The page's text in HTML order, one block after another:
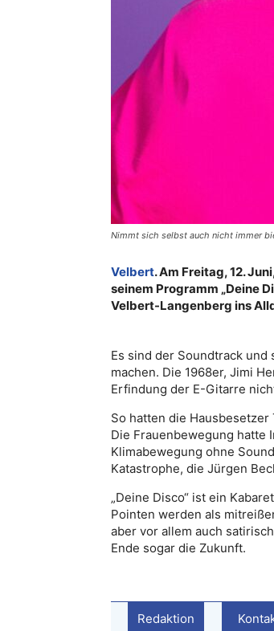
Nimmt sich selbst auch nicht immer
Velbert. Am Freitag, 12.
seinem Programm „Deine
Velbert-Langenberg ins
Es sind der Soundtrack
machen. Die 1968er, Jimi
Erfindung der E-Gitarre
So hatten die
Die Frauenbewegung hatte
Klimabewegung ohne
Katastrophe, die Jürgen
„Deine Disco“ ist ein
Pointen werden als
aber vor allem auch
Ende sogar die Zukunft.
Redaktion